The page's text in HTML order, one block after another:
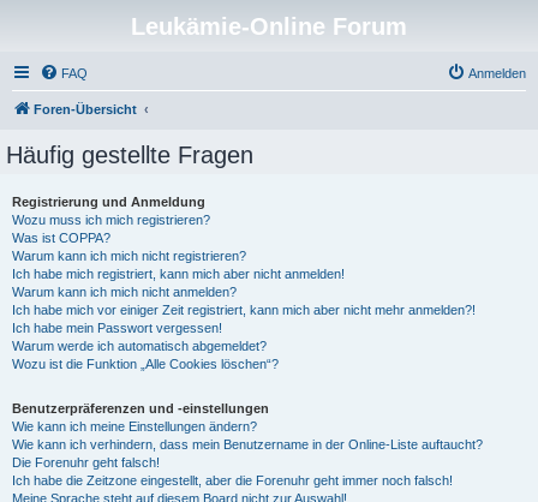
Leukämie-Online Forum
FAQ Anmelden
Foren-Übersicht
Häufig gestellte Fragen
Registrierung und Anmeldung
Wozu muss ich mich registrieren?
Was ist COPPA?
Warum kann ich mich nicht registrieren?
Ich habe mich registriert, kann mich aber nicht anmelden!
Warum kann ich mich nicht anmelden?
Ich habe mich vor einiger Zeit registriert, kann mich aber nicht mehr anmelden?!
Ich habe mein Passwort vergessen!
Warum werde ich automatisch abgemeldet?
Wozu ist die Funktion „Alle Cookies löschen“?
Benutzerpräferenzen und -einstellungen
Wie kann ich meine Einstellungen ändern?
Wie kann ich verhindern, dass mein Benutzername in der Online-Liste auftaucht?
Die Forenuhr geht falsch!
Ich habe die Zeitzone eingestellt, aber die Forenuhr geht immer noch falsch!
Meine Sprache steht auf diesem Board nicht zur Auswahl!